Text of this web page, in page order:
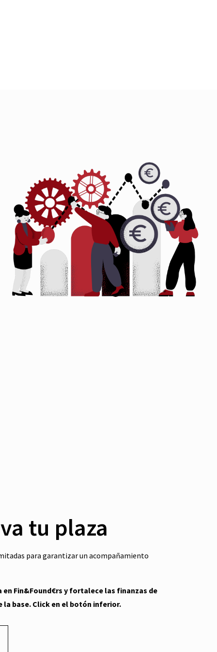
tu plaza
para garantizar un acompañamiento
Fin&Found€rs y fortalece las finanzas de
la base. Click en el botón inferior.